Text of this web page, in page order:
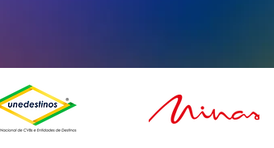
residência artística de
Nanda Dearo e workshop
gratuito com o músico
Thomaz Souza em Poços